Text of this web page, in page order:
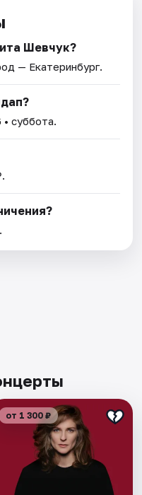
Шевчук?
— Екатеринбург.
• суббота.
от 1 300 ₽